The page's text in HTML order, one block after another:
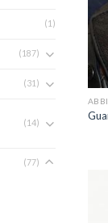
(1)
(187)
(31)
(14)
(77)
+